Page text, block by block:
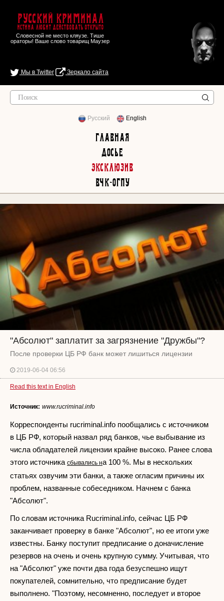
Русский Криминал
Истина любит действовать открыто
Словесной не место кляузе. Тише
ораторы! Ваше слово товарищ Маузер
Мы в Twitter Зеркало сайта
Русский English
Главная
Досье
Эксклюзив
ВЧК-ОГПУ
"Абсолют" заплатит за загрязнение "Дружбы"?
После проверки ЦБ РФ банк может лишиться лицензии
2019-06-04 06:56
Read this text in English
Источник: www.rucriminal.info
Корреспонденты rucriminal.info пообщались с источником
в ЦБ РФ, который назвал ряд банков, чье выбывание из
числа обладателей лицензии крайне высоко. Ранее слова
этого источника сбывались на 100 %. Мы в нескольких
статьях озвучим эти банки, а также огласим причины их
проблем, названные собеседником. Начнем с банка
"Абсолют".
По словам источника Rucriminal.info, сейчас ЦБ РФ
заканчивает проверку в банке "Абсолют", но ее итоги уже
известны. Банку поступит предписание о доначисление
резервов на очень и очень крупную сумму. Учитывая, что
на "Абсолют" уже почти два года безуспешно ищут
покупателей, сомнительно, что предписание будет
выполнено. "Поэтому, несомненно, последует и второе